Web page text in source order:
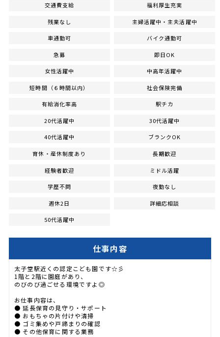
交通費支給 福利厚生充実
残業なし 主婦活躍中・主夫活躍中
車通勤可 バイク通勤可
急募 即日OK
女性活躍中 中高年活躍中
短時間（６時間以内） 社会保険完備
有給消化率高 駅チカ
20代活躍中 30代活躍中
40代活躍中 ブランクOK
育休・産休制度あり 長期歓迎
経験者歓迎 ミドル活躍
学歴不問 夜勤なし
週休2日 詳細応相談
50代活躍中
仕事内容
太子堂駅近くの認定こども園です☆彡
1階と2階に園庭があり、
のびのび過ごせる環境ですよ◎
お仕事内容は、
● 延長保育の見守り・サポート
● おもちゃの片付けや清掃
● ゴミ集めや戸締まりの確認
● その他保育に関する業務